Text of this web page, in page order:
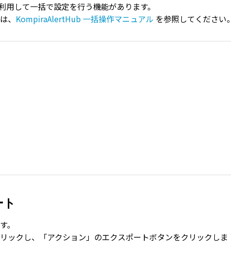
して一括で設定を行う機能があります。
、 KompiraAlertHub 一括操作マニュアル を参照してください。
。
ックし、「アクション」のエクスポートボタンをクリックしま